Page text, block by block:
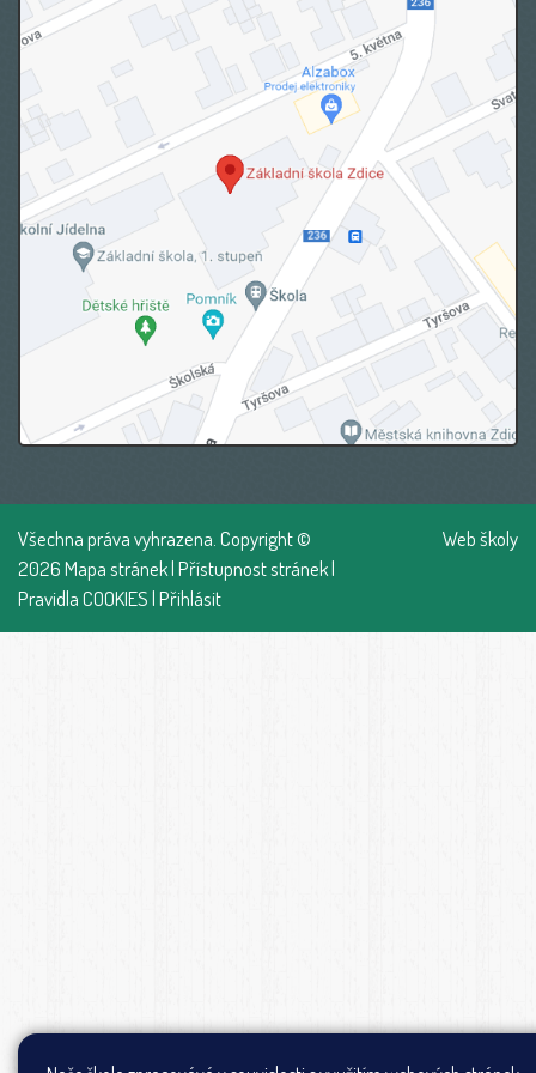
Všechna práva vyhrazena. Copyright ©
2026Mapa stránek|Přístupnost stránek|
Pravidla COOKIES|Přihlásit
Web školy